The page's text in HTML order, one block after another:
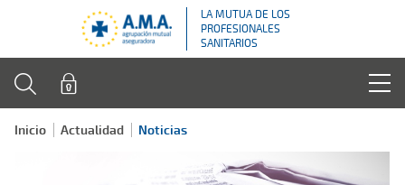
LA MUTUA DE LOS
PROFESIONALES
SANITARIOS
Inicio Actualidad Noticias